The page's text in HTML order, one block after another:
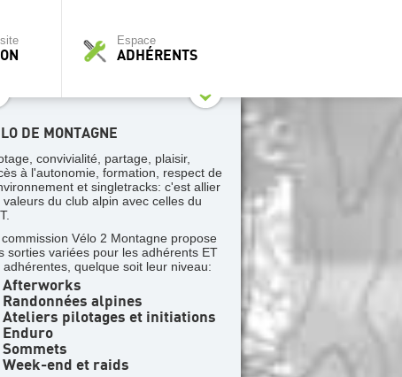
Espace
ADHÉRENTS
DE MONTAGNE
convivialité, partage, plaisir,
à l'autonomie, formation, respect de
et singletracks: c'est allier
valeurs du club alpin avec celles du
commission Vélo 2 Montagne propose
sorties variées pour les adhérents ET
adhérentes, quelque soit leur niveau:
alpines
pilotages et initiations
end et raids